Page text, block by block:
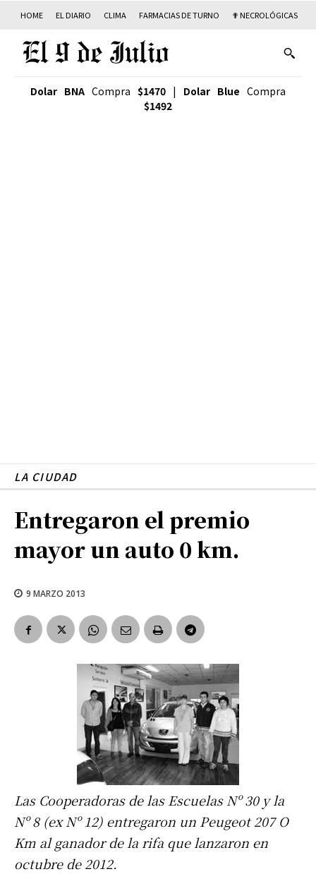
HOME EL DIARIO CLIMA FARMACIAS DE TURNO ✟ NECROLÓGICAS
Dolar BNA Compra $1470 | Dolar Blue Compra
$1492
LA CIUDAD
Entregaron el premio
mayor un auto 0 km.
9 MARZO 2013
Las Cooperadoras de las Escuelas Nº 30 y la
Nº 8 (ex Nº 12) entregaron un Peugeot 207 O
Km al ganador de la rifa que lanzaron en
octubre de 2012.